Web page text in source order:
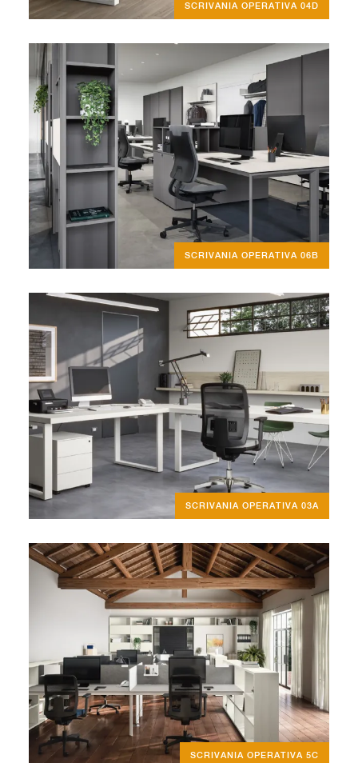
SCRIVANIA OPERATIVA 04D
SCRIVANIA OPERATIVA 06B
SCRIVANIA OPERATIVA 03A
SCRIVANIA OPERATIVA 5C